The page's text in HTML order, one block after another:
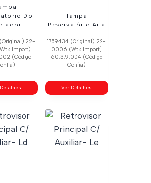
Do
22-
Import)
(Código
Tampa
Reservatório Arla
1759434 (Original) 22-
0006 (Wtk Import)
60.3.9.004 (Código
Confia)
Ver Detalhes